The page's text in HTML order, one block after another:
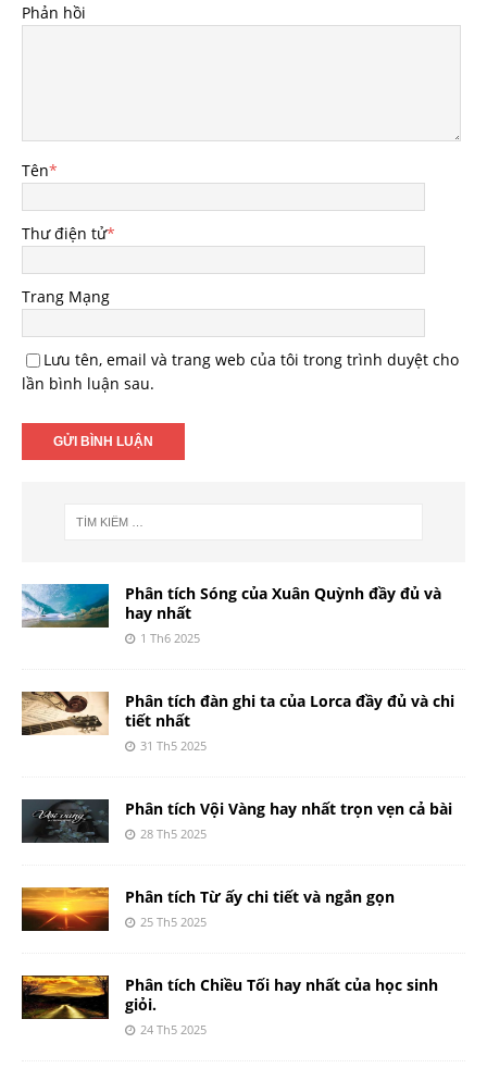
Phản hồi
Tên*
Thư điện tử*
Trang Mạng
Lưu tên, email và trang web của tôi trong trình duyệt cho
lần bình luận sau.
Phân tích Sóng của Xuân Quỳnh đầy đủ và
hay nhất
1 Th6 2025
Phân tích đàn ghi ta của Lorca đầy đủ và chi
tiết nhất
31 Th5 2025
Phân tích Vội Vàng hay nhất trọn vẹn cả bài
28 Th5 2025
Phân tích Từ ấy chi tiết và ngắn gọn
25 Th5 2025
Phân tích Chiều Tối hay nhất của học sinh
giỏi.
24 Th5 2025